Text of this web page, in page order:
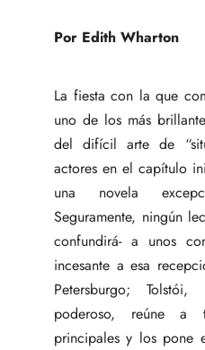
Por Edith Wharton
La fiesta con la que
uno de los más
del difícil arte de
actores en el capítulo
una novela
Seguramente, ningún
confundirá- a unos
incesante a esa
Petersburgo;
poderoso, reúne a
principales y los pone